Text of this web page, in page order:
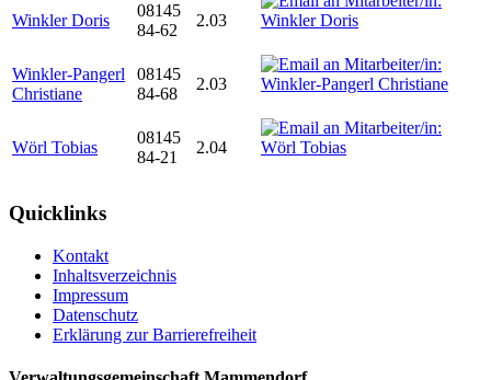
Winkler Doris
08145
84-62
2.03
Winkler-Pangerl
Christiane
08145
84-68
2.03
Wörl Tobias
08145
84-21
2.04
Quicklinks
Kontakt
Inhaltsverzeichnis
Impressum
Datenschutz
Erklärung zur Barrierefreiheit